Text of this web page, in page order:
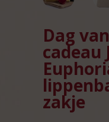
Dag
cadeau
zakje